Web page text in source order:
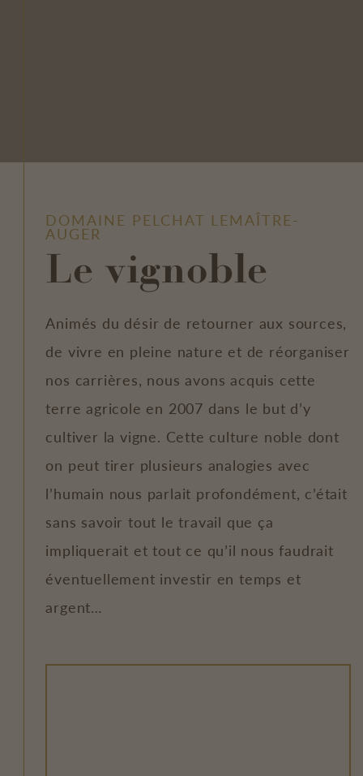
DOMAINE PELCHAT LEMAÎTRE-
AUGER
Le vignoble
Animés du désir de retourner aux sources,
de vivre en pleine nature et de réorganiser
nos carrières, nous avons acquis cette
terre agricole en 2007 dans le but d’y
cultiver la vigne. Cette culture noble dont
on peut tirer plusieurs analogies avec
l’humain nous parlait profondément, c’était
sans savoir tout le travail que ça
impliquerait et tout ce qu’il nous faudrait
éventuellement investir en temps et
argent…